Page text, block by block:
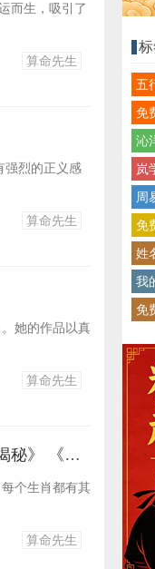
而生，吸引了
算命先生
强烈的正义感
算命先生
她的作品以真
算命先生
生肖属相_《新视角下的生肖解读》 《生肖文化新探》 《生肖奥秘揭秘》 《生肖新解探秘》 《生肖新视角解析》
个生肖都有其
算命先生
五
免
沁
岚
周
免
姓
我
免